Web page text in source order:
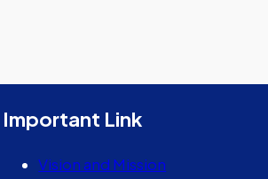
Important Link
Vision and Mission